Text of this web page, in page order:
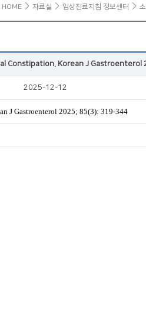
전공의를 위
HOME 자료실 임상진료지침 정보센터
Constipation. Korean J Gastroenterol
2025-12-12
J Gastroenterol 2025; 85(3): 319-344